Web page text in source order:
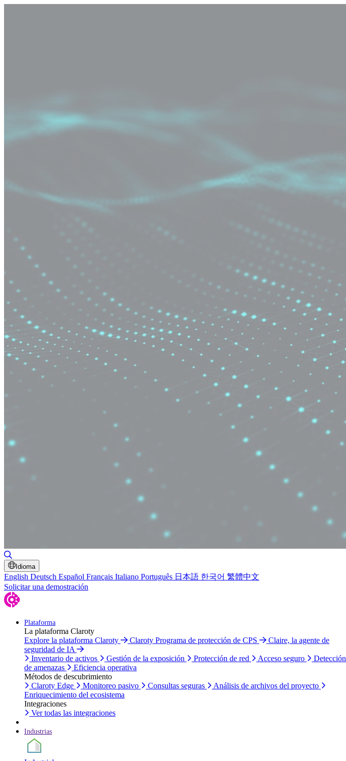
Idioma
English Deutsch Español Français Italiano Português 日本語 한국어 繁體中文
Solicitar una demostración
Plataforma
La plataforma Claroty
Explore la plataforma Claroty
Claroty Programa de protección de CPS
Claire, la agente de
seguridad de IA
Inventario de activos
Gestión de la exposición Protección de red Acceso seguro
Detección
de amenazas
Eficiencia operativa
Métodos de descubrimiento
Claroty Edge
Monitoreo pasivo Consultas seguras
Análisis de archivos del proyecto
Enriquecimiento del ecosistema
Integraciones
Ver todas las integraciones
Industrias